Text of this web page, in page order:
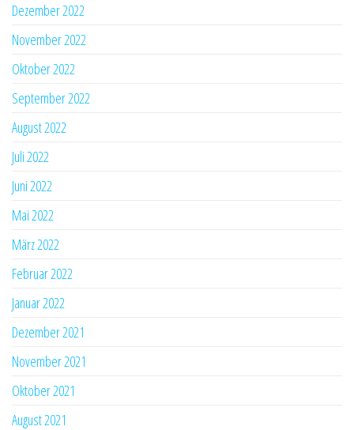
Dezember 2022
November 2022
Oktober 2022
September 2022
August 2022
Juli 2022
Juni 2022
Mai 2022
März 2022
Februar 2022
Januar 2022
Dezember 2021
November 2021
Oktober 2021
August 2021